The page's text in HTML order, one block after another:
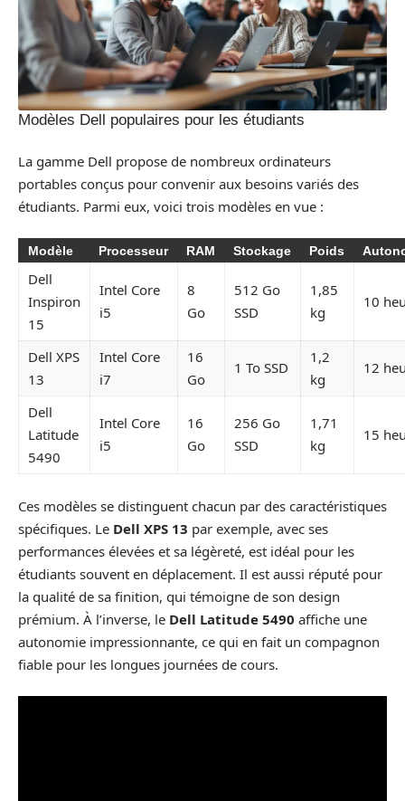
Modèles Dell populaires pour les étudiants
La gamme Dell propose de nombreux ordinateurs
portables conçus pour convenir aux besoins variés des
étudiants. Parmi eux, voici trois modèles en vue :
Modèle Processeur RAM Stockage Poids
Dell
Inspiron
15
Intel Core
i5
8
Go
512 Go
SSD
1,85
kg
10
Dell XPS
13
Intel Core
i7
16
Go
1 To SSD
1,2
kg
12
Dell
Latitude
5490
Intel Core
i5
16
Go
256 Go
SSD
1,71
kg
15
Ces modèles se distinguent chacun par des caractéristiques
spécifiques. Le Dell XPS 13 par exemple, avec ses
performances élevées et sa légèreté, est idéal pour les
étudiants souvent en déplacement. Il est aussi réputé pour
la qualité de sa finition, qui témoigne de son design
prémium. À l’inverse, le Dell Latitude 5490 affiche une
autonomie impressionnante, ce qui en fait un compagnon
fiable pour les longues journées de cours.